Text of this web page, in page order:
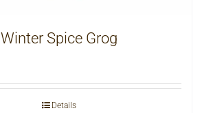
Winter Spice Grog
Details